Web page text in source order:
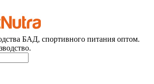
БАД, спортивного питания оптом.